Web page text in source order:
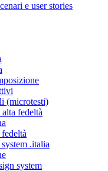
e user stories
(microtesti)
fedeltà
.italia
system